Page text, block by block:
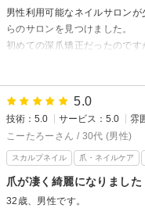
男性利用可能なネイルサロン
らのサロンを見つけました。
初めての深爪矯正だったので
ラックスして施術を受けられま
たぐさん様、先日はご来店あ
ありがとうございます。
心地よく施術を受けていただ
これからも二人三脚でお爪を
5.0
技術：5.0 サービス：5.0
雰
こーたろーさん / 30代 (男性)
スカルプネイル 爪・ネイルケア
爪が凄く綺麗になりました
32歳、男性です。